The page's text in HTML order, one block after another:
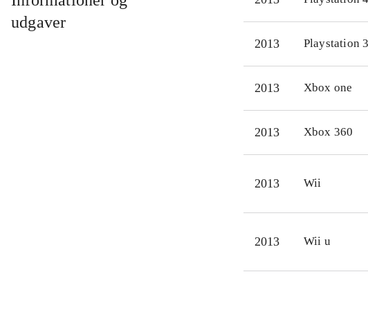
simpelt
Til Wii og Wii
originale
Angry birds
udgaver
2013 Playstation 3
2013 Xbox one
2013 Xbox 360
2013 Wii
2013 Wii u